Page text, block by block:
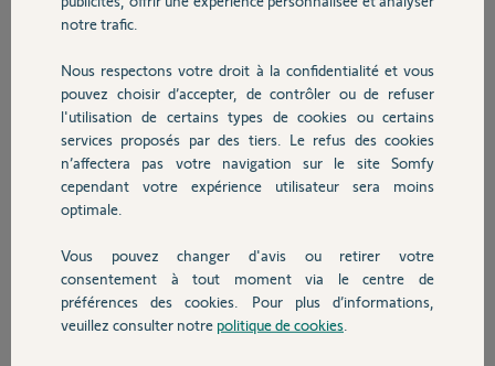
Domotique
Chauffage
Autres produits
Devis avec un pro
Contact
Je rentre le code IP et valide
La fenêtre suivante "Recherche de votre centrale d'alarme" s'ouvre
mais la centrale n'est jamais détectée.
J'effectue l'opération "Débrancher puis rebrancher le bloc secteur de
votre centrale d'alarme" mais cela ne provoque aucun changement.
Je sais que l'ancien propriétaire avait un compte alarme Somfy. Peut-
Le numéro de la centrale est le 597527.
L'accès local fonctionne correctement.
notre trafic.
Nous respectons votre droit à la confidentialité et vous
pouvez choisir d’accepter, de contrôler ou de refuser
l'utilisation de certains types de cookies ou certains
services proposés par des tiers. Le refus des cookies
n’affectera pas votre navigation sur le site Somfy
cependant votre expérience utilisateur sera moins
optimale.
Vous pouvez changer d'avis ou retirer votre
consentement à tout moment via le centre de
préférences des cookies. Pour plus d’informations,
veuillez consulter notre politique de cookies